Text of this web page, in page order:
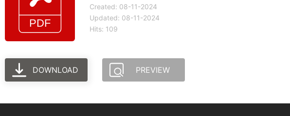
Created: 08-11-2024
Updated: 08-11-2024
Hits: 109
DOWNLOAD PREVIEW